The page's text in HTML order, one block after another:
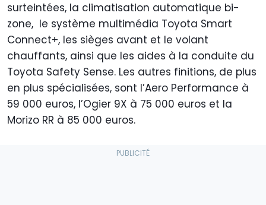
surteintées, la climatisation automatique bi-
zone, le système multimédia Toyota Smart
Connect+, les sièges avant et le volant
chauffants, ainsi que les aides à la conduite du
Toyota Safety Sense. Les autres finitions, de plus
en plus spécialisées, sont l’Aero Performance à
59 000 euros, l’Ogier 9X à 75 000 euros et la
Morizo RR à 85 000 euros.